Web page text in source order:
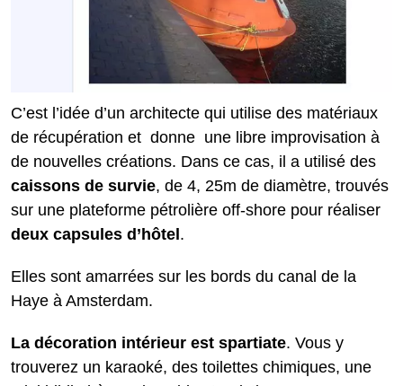
C’est l’idée d’un architecte qui utilise des matériaux
de récupération et donne une libre improvisation à
de nouvelles créations. Dans ce cas, il a utilisé des
caissons de survie, de 4, 25m de diamètre, trouvés
sur une plateforme pétrolière off-shore pour réaliser
deux capsules d’hôtel.
Elles sont amarrées sur les bords du canal de la
Haye à Amsterdam.
La décoration intérieur est spartiate. Vous y
trouverez un karaoké, des toilettes chimiques, une